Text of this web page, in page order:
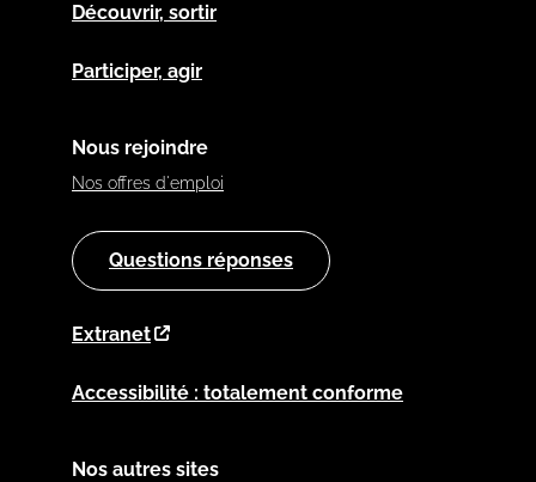
Découvrir, sortir
Participer, agir
Nous rejoindre
Nos offres d'emploi
Questions réponses
Extranet
Accessibilité : totalement conforme
Nos autres sites